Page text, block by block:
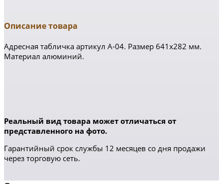
Описание товара
Адресная табличка артикул А-04. Размер 641х282 мм.
Материал алюминий.
Реальный вид товара может отличаться от
представленного на фото.
Гарантийный срок службы 12 месяцев со дня продажи
через торговую сеть.